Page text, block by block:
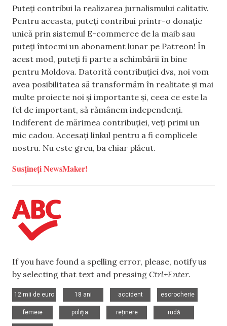
Puteți contribui la realizarea jurnalismului calitativ.
Pentru aceasta, puteți contribui printr-o donație
unică prin sistemul E-commerce de la maib sau
puteți întocmi un abonament lunar pe Patreon! În
acest mod, puteți fi parte a schimbării în bine
pentru Moldova. Datorită contribuției dvs, noi vom
avea posibilitatea să transformăm în realitate și mai
multe proiecte noi și importante și, ceea ce este la
fel de important, să rămânem independenți.
Indiferent de mărimea contribuției, veți primi un
mic cadou. Accesați linkul pentru a fi complicele
nostru. Nu este greu, ba chiar plăcut.
Susțineți NewsMaker!
If you have found a spelling error, please, notify us
by selecting that text and pressing Ctrl+Enter.
12 mii de euro
18 ani
accident
escrocherie
femeie
poliția
reținere
rudă